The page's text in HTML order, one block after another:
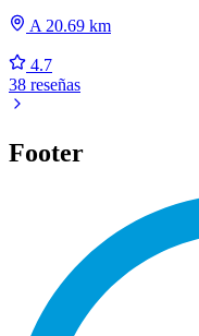
A 20.69 km
4.7
38 reseñas
Footer